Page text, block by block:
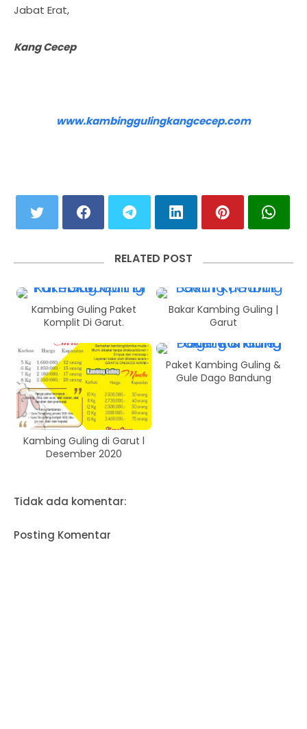
Jabat Erat,
Kang Cecep
www.kambinggulingkangcecep.com
RELATED POST
Kambing Guling Paket
Komplit Di Garut.
Bakar Kambing Guling |
Garut
Kambing Guling di Garut l
Desember 2020
Paket Kambing Guling &
Gule Dago Bandung
Tidak ada komentar:
Posting Komentar